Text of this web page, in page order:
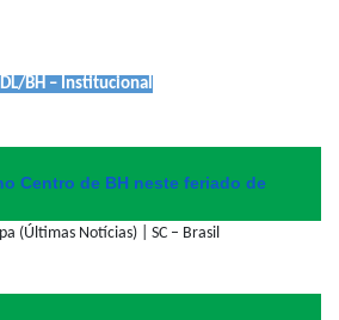
BH – Institucional
Centro de BH neste feriado de
(Últimas Notícias) | SC – Brasil